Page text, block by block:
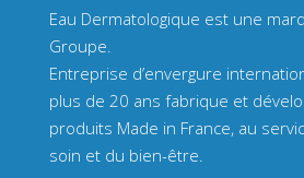
Eau Dermatologique est une
Groupe.
Entreprise d’envergure
plus de 20 ans fabrique et
produits Made in France, au
soin et du bien-être.